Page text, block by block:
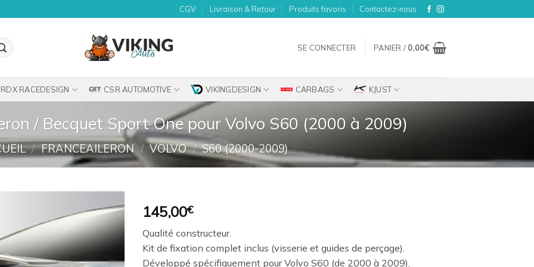
CGV Livraison & Retour Produits favoris Contactez-nous
SE CONNECTER PANIER / 0,00€
RDX RACEDESIGN CSR AUTOMOTIVE VIKINGDESIGN CARBAGS KJUST
/ Becquet Sport One pour Volvo S60 (2000 à 2009)
/ FRANCEAILERON / VOLVO / S60 (2000-2009)
Ajouter
à la
wishlist
145,00€
Qualité constructeur.
Kit de fixation complet inclus (visserie et guides de perçage).
Développé spécifiquement pour Volvo S60 (de 2000 à 2009).